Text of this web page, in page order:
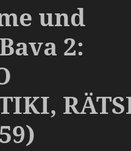
und
2: